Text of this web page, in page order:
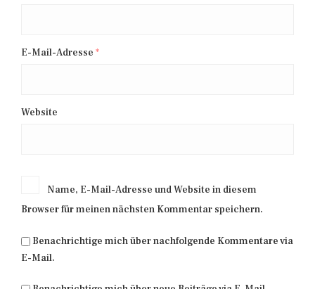
E-Mail-Adresse *
Website
Name, E-Mail-Adresse und Website in diesem
Browser für meinen nächsten Kommentar speichern.
Benachrichtige mich über nachfolgende Kommentare via
E-Mail.